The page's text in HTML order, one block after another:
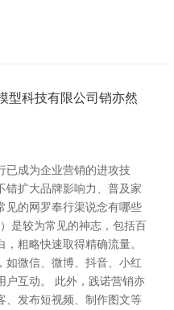
型科技有限公司销亦然
已成为企业营销的进攻技
错扩大品牌影响力、普及家
见的网罗奉行渠说念有哪些
是较为常见的神志，包括百
粗略快速取得精确流量。
如微信、微博、抖音、小红
户互动。 此外，践诺营销亦
、发布短视频、制作图文等